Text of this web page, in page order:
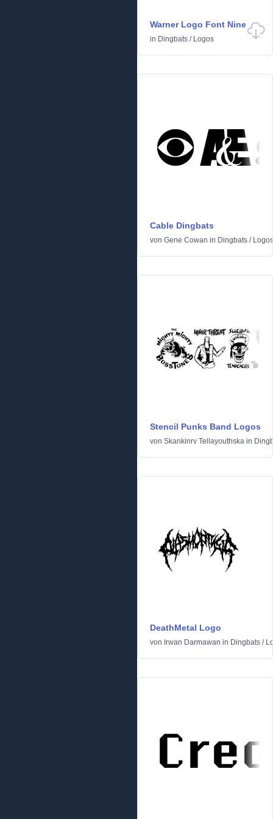
Warner Logo Font Nine
in Dingbats / Logos
Cable Dingbats
von Gene Cowan in Dingbats / Logos
Stencil Punks Band Logos
von Skankinrv Tellayouthska in
DeathMetal Logo
von Irwan Darmawan in Dingbats /